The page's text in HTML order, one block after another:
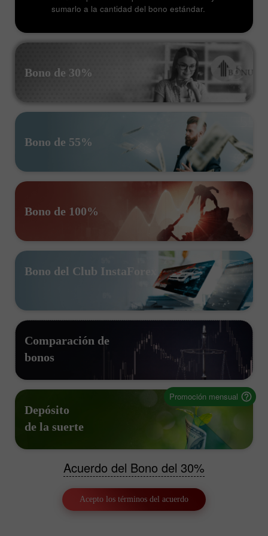
sumarlo a la cantidad del bono estándar.
Bono de 30%
Bono de 55%
Bono de 100%
Bono del Club InstaForex
Comparación de
bonos
Promoción mensual
Depósito
de la suerte
Acuerdo del Bono del 30%
Acepto los términos del acuerdo